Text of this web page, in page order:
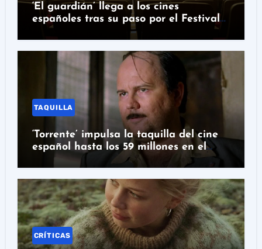
‘El guardián’ llega a los cines
españoles tras su paso por el Festival
de Málaga
TAQUILLA
‘Torrente’ impulsa la taquilla del cine
español hasta los 59 millones en el
primer semestre
CRÍTICAS